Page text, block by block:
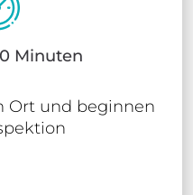
Minuten
Ort und beginnen